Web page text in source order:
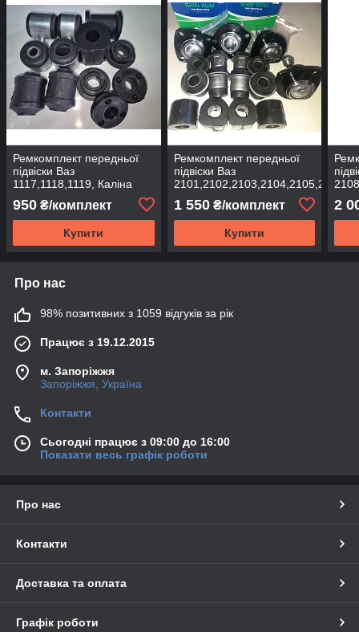
Ремкомплект передньої
підвіски Ваз
1117,1118,1119, Каліна
950 ₴/комплект
Купити
Ремкомплект передньої
підвіски Ваз
1 550₴/комплект
Купити
2
Про нас
98% позитивних з 1059 відгуків за рік
Працює з 19.12.2015
м. Запоріжжя
Запоріжжя, Україна
Контакти
Сьогодні працює з 09:00 до 16:00
Показати весь графік роботи
Про нас
Контакти
Доставка та оплата
Графік роботи